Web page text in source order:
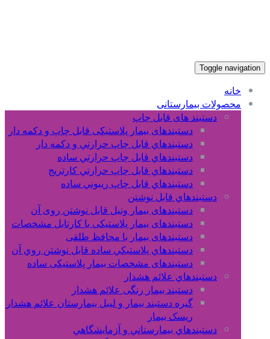
Toggle navigation
خانه
محصولات بیمارستانی
دستبند های قابل چاپ
دستبندهای بیمار پلاستیکی قابل چاپ و دکمه دار
دستبندهاي قابل چاپ حرارتي و دکمه دار
دستبندهاي قابل چاپ حرارتي ساده
دستبندهاي قابل چاپ حرارتي کارتريج
دستبندهاي قابل چاپ ريبوني ساده
دستبندهاي قابل نوشتن
دستبندهای بیمار ونیل قابل نوشتن روی آن
دستبندهای بیمار پلاستیکی با کارتابل مشخصات
دستبندهای بیمار با محافظ طلقی
دستبندهاي پلاستيکي ساده قابل نوشتن روي آن
دستبندهای مشخصات بیمار پلاستیکی ساده
دستبندهاي علائم هشدار
دستبند بیمار رنگی علائم هشدار
گیره دستبند بیمار و لیبل بیمارستان علائم هشدار
ریسک بیمار
دستبندهاي بيمارستاني و آزمايشگاهي